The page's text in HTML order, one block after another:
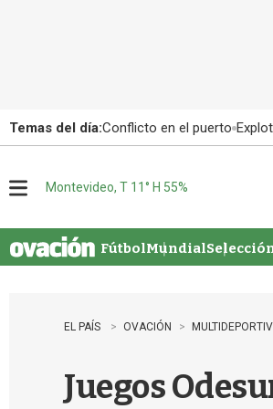
Temas del día:Conflicto en el puerto
u
Montevideo, T 11° H 55%
FútbolMundial
EL PAÍS OVACIÓN
Juegos